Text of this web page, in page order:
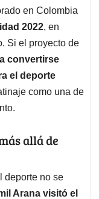
en Colombia
2022, en
Si el proyecto de
convertirse
el deporte
como una de
allá de
deporte no se
Arana visitó el